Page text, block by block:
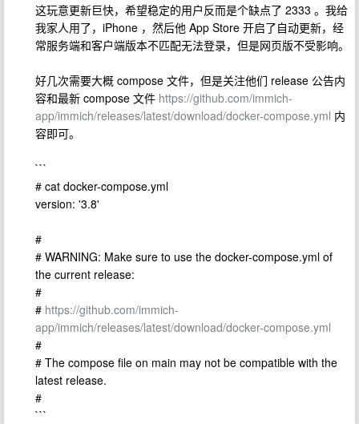
这玩意更新巨快，希望稳定的用户反而是个缺点了 2333 。我给
我家人用了，iPhone ，然后他 App Store 开启了自动更新，经
常服务端和客户端版本不匹配无法登录，但是网页版不受影响。
好几次需要大概 compose 文件，但是关注他们 release 公告内
容和最新 compose 文件 https://github.com/immich-
app/immich/releases/latest/download/docker-compose.yml 内
容即可。
```
# cat docker-compose.yml
version: '3.8'
#
# WARNING: Make sure to use the docker-compose.yml of
the current release:
#
# https://github.com/immich-
app/immich/releases/latest/download/docker-compose.yml
#
# The compose file on main may not be compatible with the
latest release.
#
```